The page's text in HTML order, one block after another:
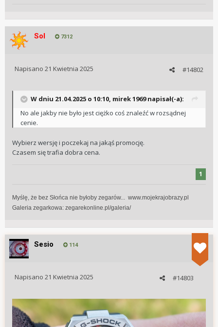
Sol 7312
#14802
Napisano 21 Kwietnia 2025
W dniu 21.04.2025 o 10:10, mirek 1969napisał(-a):
No ale jakby nie było jest ciężko coś znaleźć w rozsądnej
cenie.
Wybierz wersję i poczekaj na jakąś promocję.
Czasem się trafia dobra cena.
1
Myślę, że bez Słońca nie byłoby zegarów... www.mojekrajobrazy.pl
Galeria zegarkowa: zegarekonline.pl/galeria/
Sesio 114
#14803
Napisano 21 Kwietnia 2025